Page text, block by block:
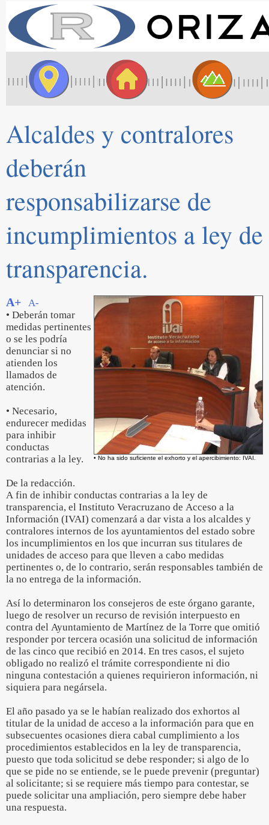
Alcaldes y contralores
deberán
responsabilizarse de
incumplimientos a ley de
transparencia.
• No ha sido suficiente el exhorto y el apercibimiento: IVAI.
A+
A-
• Deberán tomar
medidas pertinentes
o se les podría
denunciar si no
atienden los
llamados de
atención.
• Necesario,
endurecer medidas
para inhibir
conductas
contrarias a la ley.
De la redacción.
A fin de inhibir conductas contrarias a la ley de
transparencia, el Instituto Veracruzano de Acceso a la
Información (IVAI) comenzará a dar vista a los alcaldes y
contralores internos de los ayuntamientos del estado sobre
los incumplimientos en los que incurran sus titulares de
unidades de acceso para que lleven a cabo medidas
pertinentes o, de lo contrario, serán responsables también de
la no entrega de la información.
Así lo determinaron los consejeros de este órgano garante,
luego de resolver un recurso de revisión interpuesto en
contra del Ayuntamiento de Martínez de la Torre que omitió
responder por tercera ocasión una solicitud de información
de las cinco que recibió en 2014. En tres casos, el sujeto
obligado no realizó el trámite correspondiente ni dio
ninguna contestación a quienes requirieron información, ni
siquiera para negársela.
El año pasado ya se le habían realizado dos exhortos al
titular de la unidad de acceso a la información para que en
subsecuentes ocasiones diera cabal cumplimiento a los
procedimientos establecidos en la ley de transparencia,
puesto que toda solicitud se debe responder; si algo de lo
que se pide no se entiende, se le puede prevenir (preguntar)
al solicitante; si se requiere más tiempo para contestar, se
puede solicitar una ampliación, pero siempre debe haber
una respuesta.